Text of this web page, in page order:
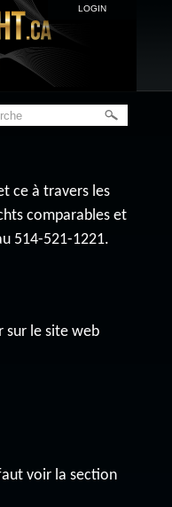
LOGIN
ce à travers les
comparables et
514-521-1221.
sur le site web
voir la section